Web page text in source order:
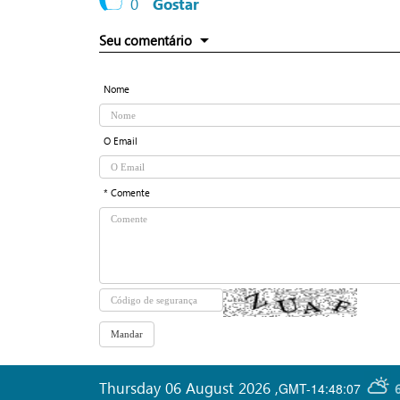
0 Gostar
Seu comentário
Nome
O Email
* Comente
GMT-14:48:07
Thursday 06 August 2026 ,